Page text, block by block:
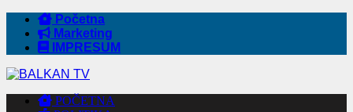
Početna
Marketing
IMPRESUM
POČETNA